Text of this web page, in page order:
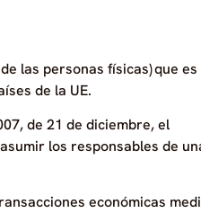
las personas físicas) que es
de la UE.
de 21 de diciembre, el
los responsables de
económicas